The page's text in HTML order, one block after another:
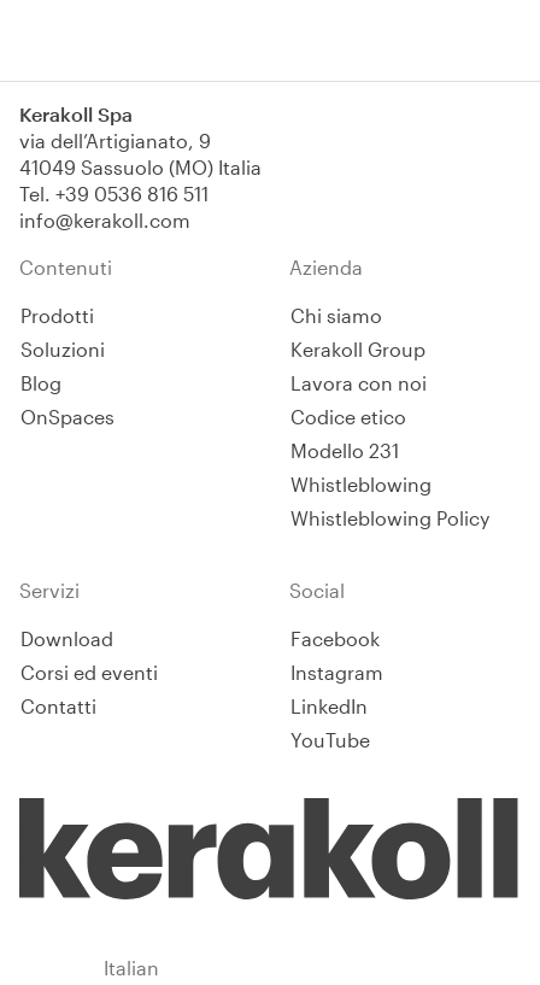
Kerakoll Spa
via dell’Artigianato, 9
41049 Sassuolo (MO) Italia
Tel. +39 0536 816 511
info@kerakoll.com
Contenuti
Prodotti
Soluzioni
Blog
OnSpaces
Azienda
Chi siamo
Kerakoll Group
Lavora con noi
Codice etico
Modello 231
Whistleblowing
Whistleblowing Policy
Servizi
Download
Corsi ed eventi
Contatti
Social
Facebook
Instagram
LinkedIn
YouTube
Italian